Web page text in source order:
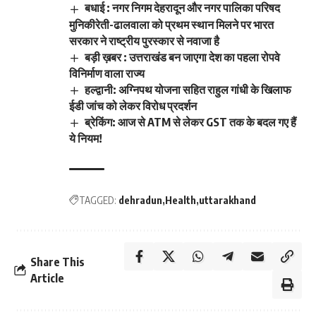
बधाई : नगर निगम देहरादून और नगर पालिका परिषद
मुनिकीरेती-ढालवाला को प्रथम स्थान मिलने पर भारत
सरकार ने राष्ट्रीय पुरस्कार से नवाजा है
बड़ी ख़बर : उत्तराखंड बन जाएगा देश का पहला रोपवे
विनिर्माण वाला राज्य
हल्द्वानी: अग्निपथ योजना सहित राहुल गांधी के खिलाफ
ईडी जांच को लेकर विरोध प्रदर्शन
ब्रेकिंग: आज से ATM से लेकर GST तक के बदल गए हैं
ये नियम!
TAGGED: dehradun Health uttarakhand
Share This
Article